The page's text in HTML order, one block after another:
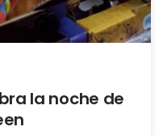
la noche de